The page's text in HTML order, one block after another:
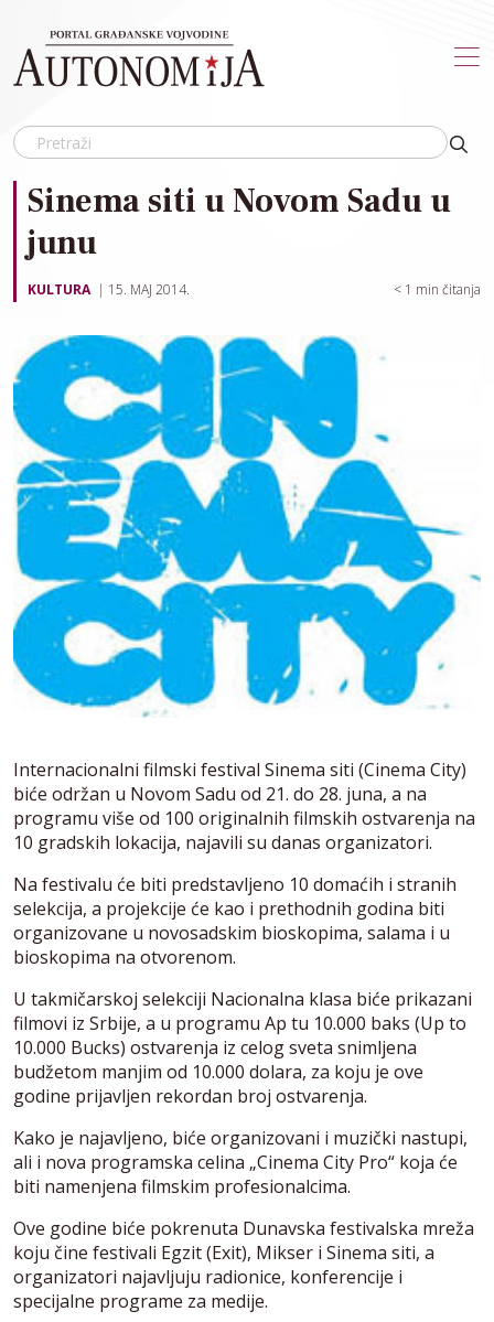
Sinema siti u Novom Sadu u
junu
KULTURA 15. MAJ 2014. < 1 min čitanja
Internacionalni filmski festival Sinema siti (Cinema City)
biće održan u Novom Sadu od 21. do 28. juna, a na
programu više od 100 originalnih filmskih ostvarenja na
10 gradskih lokacija, najavili su danas organizatori.
Na festivalu će biti predstavljeno 10 domaćih i stranih
selekcija, a projekcije će kao i prethodnih godina biti
organizovane u novosadskim bioskopima, salama i u
bioskopima na otvorenom.
U takmičarskoj selekciji Nacionalna klasa biće prikazani
filmovi iz Srbije, a u programu Ap tu 10.000 baks (Up to
10.000 Bucks) ostvarenja iz celog sveta snimljena
budžetom manjim od 10.000 dolara, za koju je ove
godine prijavljen rekordan broj ostvarenja.
Kako je najavljeno, biće organizovani i muzički nastupi,
ali i nova programska celina „Cinema City Pro“ koja će
biti namenjena filmskim profesionalcima.
Ove godine biće pokrenuta Dunavska festivalska mreža
koju čine festivali Egzit (Exit), Mikser i Sinema siti, a
organizatori najavljuju radionice, konferencije i
specijalne programe za medije.